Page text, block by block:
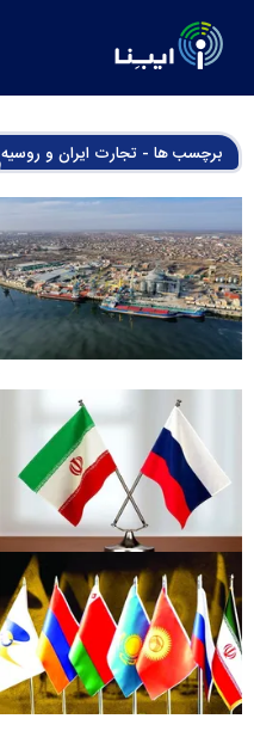
برچسب ها - تجارت ایران و روسیه